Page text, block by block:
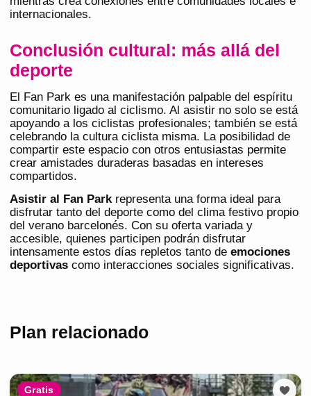
internacionales.
Conclusión cultural: más allá del
deporte
El Fan Park es una manifestación palpable del espíritu
comunitario ligado al ciclismo. Al asistir no solo se está
apoyando a los ciclistas profesionales; también se está
celebrando la cultura ciclista misma. La posibilidad de
compartir este espacio con otros entusiastas permite
crear amistades duraderas basadas en intereses
compartidos.
Asistir al Fan Parkrepresenta una forma ideal para
disfrutar tanto del deporte como del clima festivo propio
del verano barcelonés. Con su oferta variada y
accesible, quienes participen podrán disfrutar
intensamente estos días repletos tanto de emociones
deportivas como interacciones sociales significativas.
Plan relacionado
Gratis